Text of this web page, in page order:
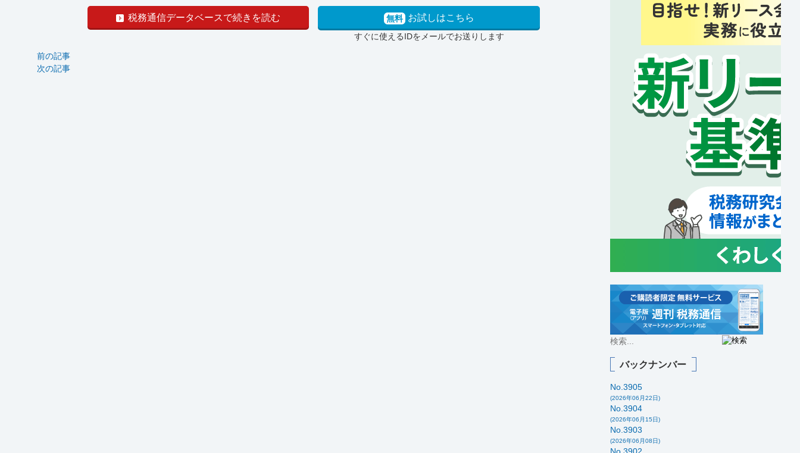
税務通信データベースで続きを読む 無料 お試しはこちら
すぐに使えるIDをメールでお送りします
前の記事
次の記事
バックナンバー
No.3905
(2026年06月22日)
No.3904
(2026年06月15日)
No.3903
(2026年06月08日)